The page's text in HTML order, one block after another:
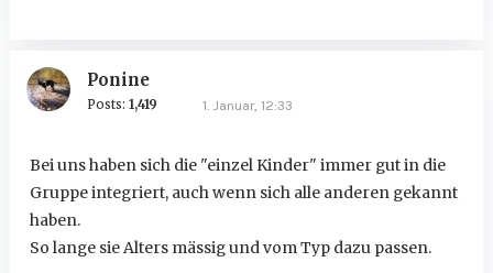
Ponine
Posts: 1,419 1. Januar, 12:33
Bei uns haben sich die "einzel Kinder" immer gut in die
Gruppe integriert, auch wenn sich alle anderen gekannt
haben.
So lange sie Alters mässig und vom Typ dazu passen.